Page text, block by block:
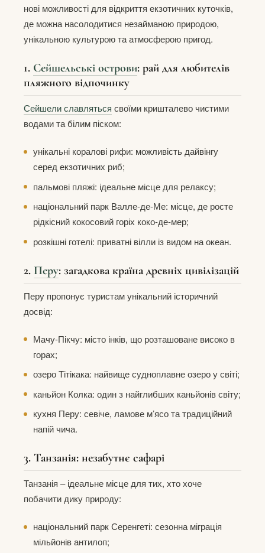
нові можливості для відкриття екзотичних куточків,
де можна насолодитися незайманою природою,
унікальною культурою та атмосферою пригод.
1. Сейшельські острови: рай для любителів
пляжного відпочинку
Сейшели славляться своїми кришталево чистими
водами та білим піском:
унікальні коралові рифи: можливість дайвінгу
серед екзотичних риб;
пальмові пляжі: ідеальне місце для релаксу;
національний парк Валле-де-Ме: місце, де росте
рідкісний кокосовий горіх коко-де-мер;
розкішні готелі: приватні вілли із видом на океан.
2. Перу: загадкова країна древніх цивілізацій
Перу пропонує туристам унікальний історичний
досвід:
Мачу-Пікчу: місто інків, що розташоване високо в
горах;
озеро Тітікака: найвище судноплавне озеро у світі;
каньйон Колка: один з найглибших каньйонів світу;
кухня Перу: севіче, ламове м’ясо та традиційний
напій чича.
3. Танзанія: незабутнє сафарі
Танзанія – ідеальне місце для тих, хто хоче
побачити дику природу:
національний парк Серенгеті: сезонна міграція
мільйонів антилоп;